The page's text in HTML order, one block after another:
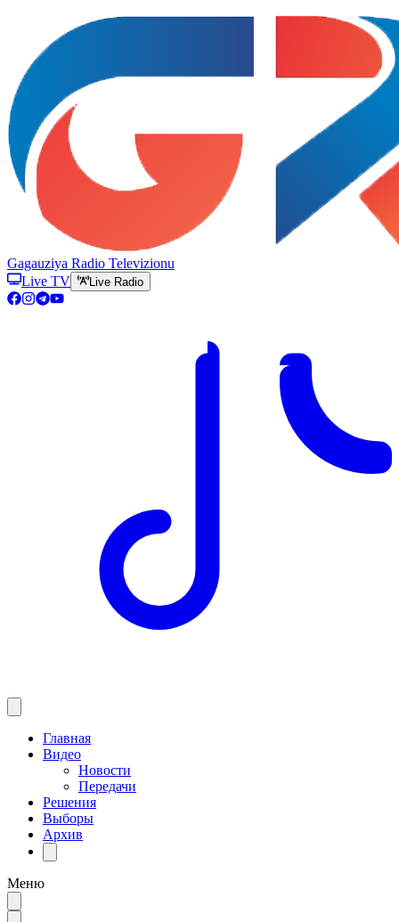
Gagauziya Radio Televizionu
Live TV
Live Radio
Главная
Видео
Новости
Передачи
Решения
Выборы
Архив
Меню